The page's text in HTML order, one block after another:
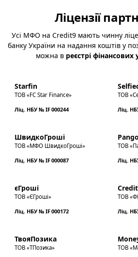
Ліцензії
Усі МФО на Credit9 мають чинну
банку України на надання коштів у
можна в реєстрі
Starfin
ТОВ «FC Star Finance»
Ліц. НБУ № IF 000244
ТОВ
Ліц.
ШвидкоГроші
ТОВ «МФО ШвидкоГроші»
Ліц. НБУ № IF 000087
Pango
ТОВ
Ліц.
єГроші
ТОВ «ЄГроші»
Ліц. НБУ № IF 000172
ТОВ
Ліц.
ТвояПозика
ТОВ «ТПозика»
ТОВ